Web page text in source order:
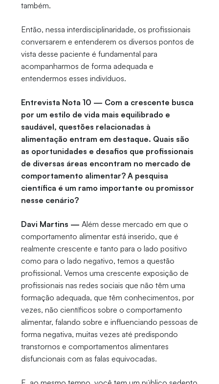
também.
Então, nessa interdisciplinaridade, os profissionais
conversarem e entenderem os diversos pontos de
vista desse paciente é fundamental para
acompanharmos de forma adequada e
entendermos esses indivíduos.
Entrevista Nota 10 — Com a crescente busca
por um estilo de vida mais equilibrado e
saudável, questões relacionadas à
alimentação entram em destaque. Quais são
as oportunidades e desafios que profissionais
de diversas áreas encontram no mercado de
comportamento alimentar? A pesquisa
científica é um ramo importante ou promissor
nesse cenário?
Davi Martins — Além desse mercado em que o
comportamento alimentar está inserido, que é
realmente crescente e tanto para o lado positivo
como para o lado negativo, temos a questão
profissional. Vemos uma crescente exposição de
profissionais nas redes sociais que não têm uma
formação adequada, que têm conhecimentos, por
vezes, não científicos sobre o comportamento
alimentar, falando sobre e influenciando pessoas de
forma negativa, muitas vezes até predispondo
transtornos e comportamentos alimentares
disfuncionais com as falas equivocadas.